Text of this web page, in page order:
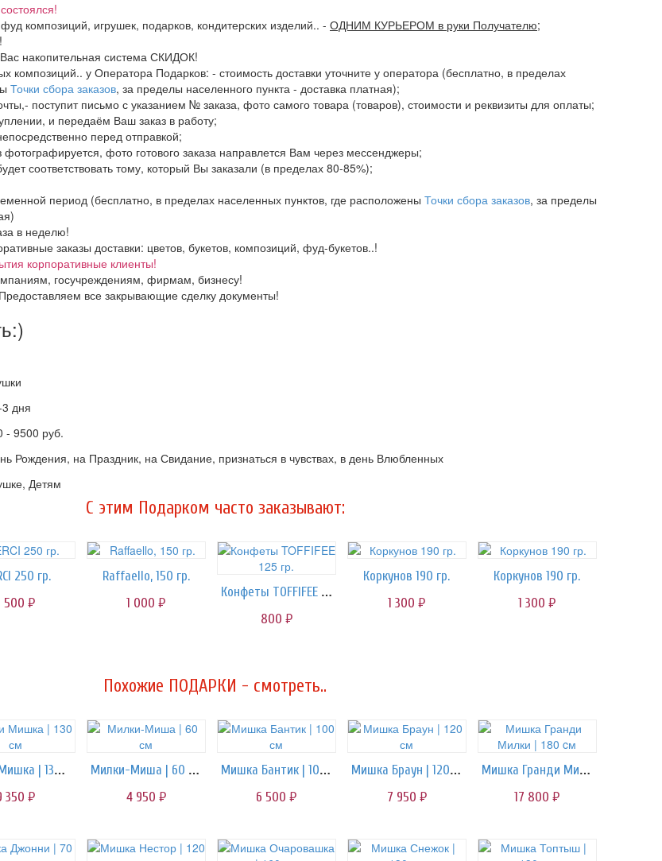
композиций, игрушек, подарков, кондитерских изделий.. - ОДНИМ КУРЬЕРОМ в руки Получателю;
накопительная система СКИДОК!
композиций.. у Оператора Подарков: - стоимость доставки уточните у оператора (бесплатно, в пределах
Точки сбора заказов, за пределы населенного пункта - доставка платная);
поступит письмо с указанием № заказа, фото самого товара (товаров), стоимости и реквизиты для оплаты;
и передаём Ваш заказ в работу;
перед отправкой;
фото готового заказа направлется Вам через мессенджеры;
соответствовать тому, который Вы заказали (в пределах 80-85%);
период (бесплатно, в пределах населенных пунктов, где расположены Точки сбора заказов, за пределы
в неделю!
заказы доставки: цветов, букетов, композиций, фуд-букетов..!
корпоративные клиенты!
госучреждениям, фирмам, бизнесу!
все закрывающие сделку документы!
дня
- 9500 руб.
Рождения, на Праздник, на Свидание, признаться в чувствах, в день Влюбленных
Детям
C этим Подарком часто заказывают:
250 гр.
500 руб.
Raffaello, 150 гр.
1 000 руб.
Конфеты TOFFIFEE 125 гр.
800 руб.
Коркунов 190 гр.
1 300 руб.
Коркунов 190 гр.
1 300 руб.
Похожие ПОДАРКИ - смотреть..
Милки Мишка | 130 см
350 руб.
Милки-Миша | 60 см
4 950 руб.
Мишка Бантик | 100 см
6 500 руб.
Мишка Браун | 120 см
7 950 руб.
Мишка Гранди Милки | 180 cм
17 800 руб.